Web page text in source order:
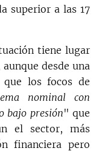
superior a las 17
tiene lugar
desde una
que los focos de
nominal con
bajo presión" que
el sector, más
financiera pero